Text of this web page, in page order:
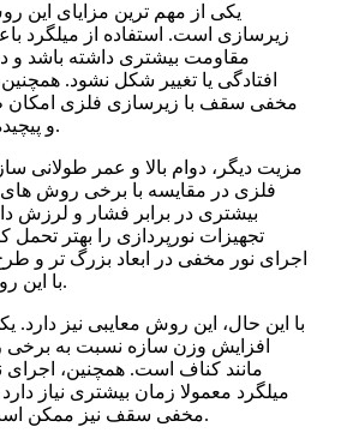
یکی از مهم ترین مزایای این
زیرسازی است. استفاده از
مقاومت بیشتری داشته باشد و
افتادگی یا تغییر شکل نشود.
مخفی سقف با زیرسازی فلزی امکان
و پیچیده را فراهم می کند.
مزیت دیگر، دوام بالا و عمر طولانی
فلزی در مقایسه با برخی روش
بیشتری در برابر فشار و لرزش
تجهیزات نورپردازی را بهتر تحمل
اجرای نور مخفی در ابعاد بزرگ تر و
با این روش راحت تر است.
با این حال، این روش معایبی نیز دارد.
افزایش وزن سازه نسبت به
مانند کناف است. همچنین،
میلگرد معمولا زمان بیشتری نیاز
مخفی سقف نیز ممکن است افزایش پیدا کند.